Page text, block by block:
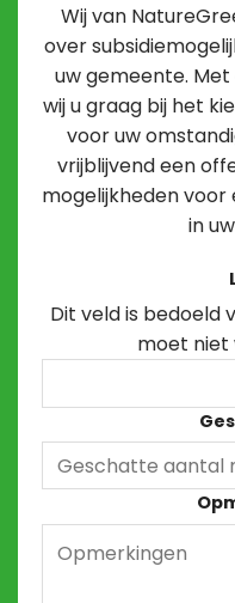
Wij van
over
uw gemeente.
wij u graag bij het
voor uw
vrijblijvend een
mogelijkheden voor
in
Dit veld is bedoeld
moet niet